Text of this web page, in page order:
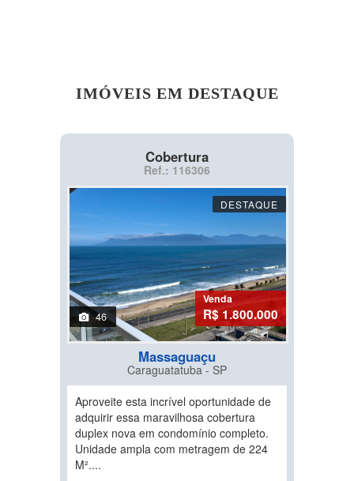
IMÓVEIS EM DESTAQUE
Cobertura
Ref.: 116306
DESTAQUE
46
Venda
R$ 1.800.000
Massaguaçu
Caraguatatuba - SP
Aproveite esta incrível oportunidade de
adquirir essa maravilhosa cobertura
duplex nova em condomínio completo.
Unidade ampla com metragem de 224
M²....